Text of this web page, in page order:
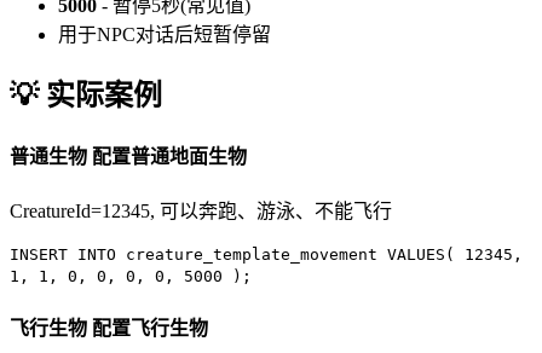
5000 - 暂停5秒(常见值)
用于NPC对话后短暂停留
💡 实际案例
普通生物 配置普通地面生物
CreatureId=12345, 可以奔跑、游泳、不能飞行
INSERT INTO creature_template_movement VALUES ( 12345 ,
1 , 1 , 0 , 0 , 0 , 0 , 5000 );
飞行生物 配置飞行生物